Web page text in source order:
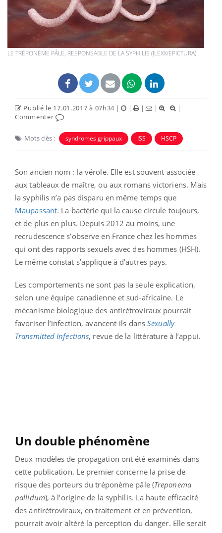
LE TRÉPONÈME PÂLE, RESPONSABLE DE LA SYPHILIS (ILEXX/EPICTURA)
Publié le 17.01.2017 à 07h34 | | | |
|
Commenter
Mots clés : syndromes grippaux ISS HSCP
Son ancien nom : la vérole. Elle est souvent associée
aux tableaux de maître, ou aux romans victoriens. Mais
la syphilis n’a pas disparu en même temps que
Maupassant. La bactérie qui la cause circule toujours,
et de plus en plus. Depuis 2012 au moins, une
recrudescence s’observe en France chez les hommes
qui ont des rapports sexuels avec des hommes (HSH).
Le même constat s’applique à d’autres pays.
Les comportements ne sont pas la seule explication,
selon une équipe canadienne et sud-africaine. Le
mécanisme biologique des antirétroviraux pourrait
favoriser l’infection, avancent-ils dansSexually
Transmitted Infections, revue de la littérature à l’appui.
Un double phénomène
Deux modèles de propagation ont été examinés dans
cette publication. Le premier concerne la prise de
risque des porteurs du tréponème pâle (Treponema
pallidum), à l’origine de la syphilis. La haute efficacité
des antirétroviraux, en traitement et en prévention,
pourrait avoir altéré la perception du danger. Elle serait